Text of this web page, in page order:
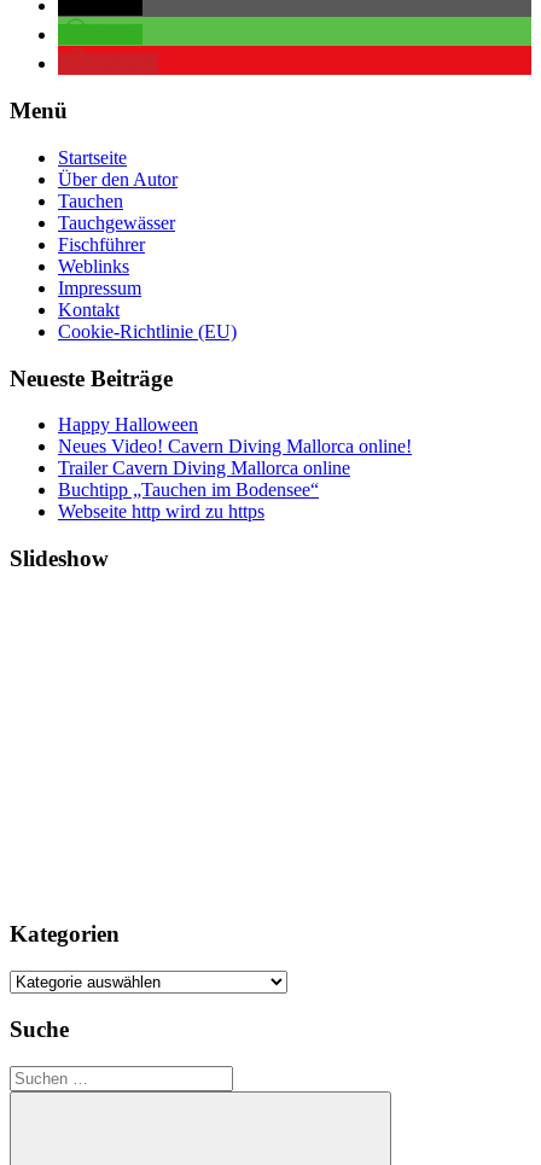
Menü
Startseite
Über den Autor
Tauchen
Tauchgewässer
Fischführer
Weblinks
Impressum
Kontakt
Cookie-Richtlinie (EU)
Neueste Beiträge
Happy Halloween
Neues Video! Cavern Diving Mallorca online!
Trailer Cavern Diving Mallorca online
Buchtipp „Tauchen im Bodensee“
Webseite http wird zu https
Slideshow
Kategorien
Kategorien
Suche
Suchen
nach: